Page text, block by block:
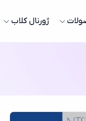
ژورنال کلاب